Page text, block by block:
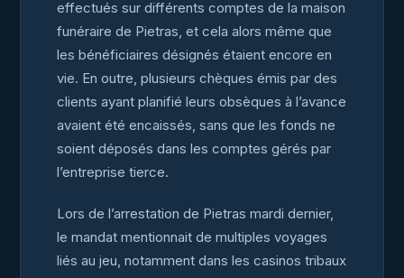
effectués sur différents comptes de la maison
funéraire de Pietras, et cela alors même que
les bénéficiaires désignés étaient encore en
vie. En outre, plusieurs chèques émis par des
clients ayant planifié leurs obsèques à l’avance
avaient été encaissés, sans que les fonds ne
soient déposés dans les comptes gérés par
l’entreprise tierce.
Lors de l’arrestation de Pietras mardi dernier,
le mandat mentionnait de multiples voyages
liés au jeu, notamment dans les casinos tribaux